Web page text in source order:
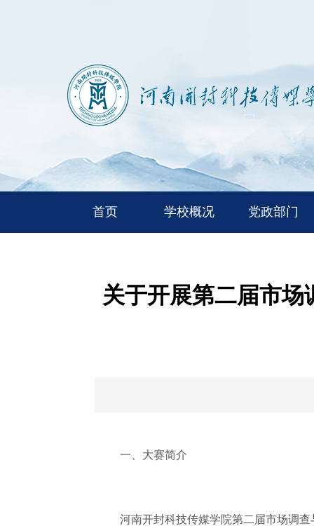
首页 学校概况 党政部门
关于开展第二届市场
一、大赛简介
河南开封科技传媒学院第二届市场调